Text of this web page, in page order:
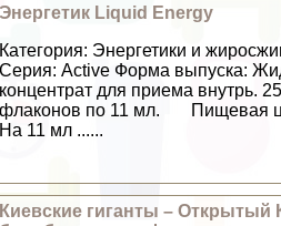
Энергетик Liquid Energy
Категория: Энергетики и
Серия: Active Форма выпуска:
концентрат для приема внутрь. 25
флаконов по 11 мл. Пищевая
На 11 мл ......
Киевские гиганты – Открытый